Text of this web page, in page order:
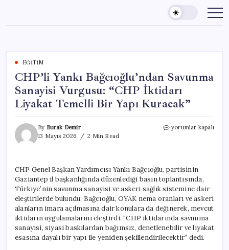
content
EĞITIM
CHP’li Yankı Bağcıoğlu’ndan Savunma
Sanayisi Vurgusu: “CHP İktidarı
Liyakat Temelli Bir Yapı Kuracak”
By Burak Demir
13 Mayıs 2026
2 Min Read
CHP’li
Vurgusu:
“CHP
İktidarı
Liyakat
Temelli
Bir
Yapı
Kuracak”
için
yorumlar kapalı
CHP Genel Başkan Yardımcısı Yankı Bağcıoğlu, partisinin
Gaziantep il başkanlığında düzenlediği basın toplantısında,
Türkiye’nin savunma sanayisi ve askeri sağlık sistemine dair
eleştirilerde bulundu. Bağcıoğlu, OYAK nema oranları ve askeri
alanların imara açılmasına dair konulara da değinerek, mevcut
iktidarın uygulamalarını eleştirdi. “CHP iktidarında savunma
sanayisi, siyasi baskılardan bağımsız, denetlenebilir ve liyakat
esasına dayalı bir yapı ile yeniden şekillendirilecektir” dedi.